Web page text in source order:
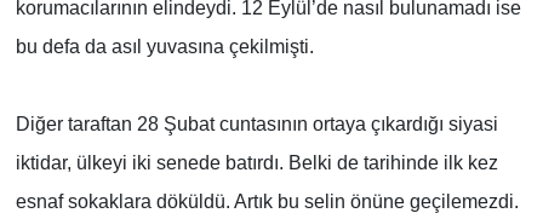
korumacılarının elindeydi. 12 Eylül’de nasıl bulunamadı ise
bu defa da asıl yuvasına çekilmişti.
Diğer taraftan 28 Şubat cuntasının ortaya çıkardığı siyasi
iktidar, ülkeyi iki senede batırdı. Belki de tarihinde ilk kez
esnaf sokaklara döküldü. Artık bu selin önüne geçilemezdi.